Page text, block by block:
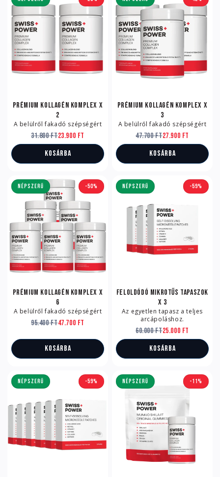
Prémium kollagén komplex x
2
A belülről fakadó szépségért
31.800 Ft23.900 Ft
Kosárba
Prémium kollagén komplex x
3
A belülről fakadó szépségért
47.700 Ft27.900 Ft
Kosárba
NÉPSZERŰ -50%
Prémium kollagén komplex x
6
A belülről fakadó szépségért
95.400 Ft47.700 Ft
Kosárba
NÉPSZERŰ -59%
Feloldódó mikrotűs tapaszok
x 3
Az egyetlen tapasz a teljes
arcápoláshoz.
60.000 Ft25.000 Ft
Kosárba
NÉPSZERŰ -59% NÉPSZERŰ -11%